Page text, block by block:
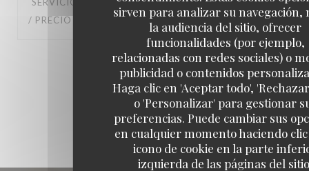
sirven para analizar su navegación,
la audiencia del sitio, ofrecer
funcionalidades (por ejemplo,
relacionadas con redes sociales) o
publicidad o contenidos
Haga clic en 'Aceptar todo',
o 'Personalizar' para gestionar
preferencias. Puede cambiar sus
en cualquier momento haciendo
icono de cookie en la parte
izquierda de las páginas del
/ PRECIO
1 2 3